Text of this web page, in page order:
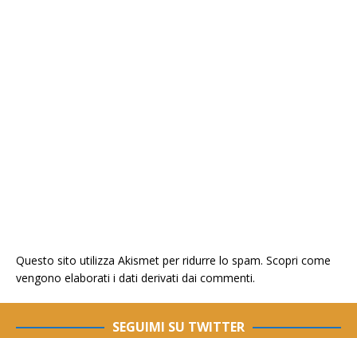
Questo sito utilizza Akismet per ridurre lo spam. Scopri come
vengono elaborati i dati derivati dai commenti.
SEGUIMI SU TWITTER